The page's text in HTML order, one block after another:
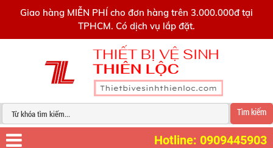
Giao hàng MIỄN PHÍ cho đơn hàng trên 3.000.000đ tại
TPHCM. Có dịch vụ lắp đặt.
Tìm kiếm
Hotline: 0909445903
0909445903